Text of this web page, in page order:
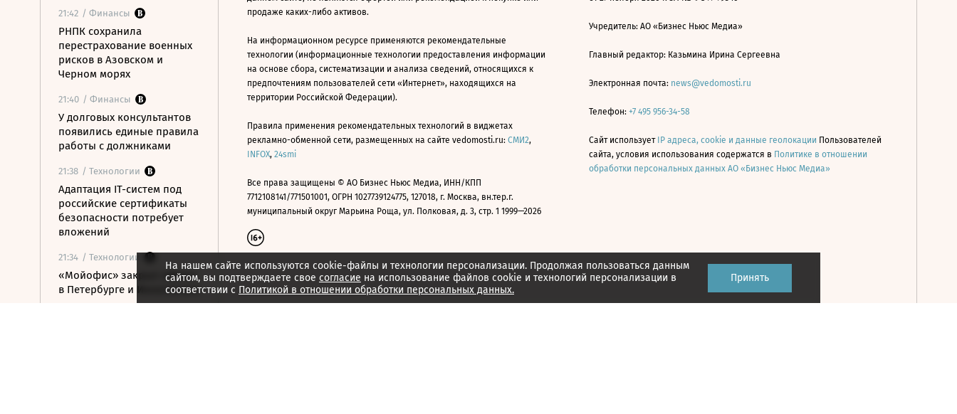
21:42 / Финансы
РНПК сохранила
перестрахование военных
рисков в Азовском и
Черном морях
21:40 / Финансы
У долговых консультантов
появились единые правила
работы с должниками
21:38 / Технологии
Адаптация IT-систем под
российские сертификаты
безопасности потребует
вложений
21:34 / Технологии
«Мойофис» закрыл офисы
в Петербурге и Иннополисе
На нашем сайте используются cookie-файлы и технологии персонализации. Продолжая пользоваться данным
сайтом, вы подтверждаете свое согласие на использование файлов cookie и технологий персонализации в
соответствии с Политикой в отношении обработки персональных данных.
Принять
продаже каких-либо активов.
На информационном ресурсе применяются рекомендательные
технологии (информационные технологии предоставления информации
на основе сбора, систематизации и анализа сведений, относящихся к
предпочтениям пользователей сети «Интернет», находящихся на
территории Российской Федерации).
Правила применения рекомендательных технологий в виджетах
рекламно-обменной сети, размещенных на сайте vedomosti.ru: СМИ2,
INFOX, 24smi
Все права защищены © АО Бизнес Ньюс Медиа, ИНН/КПП
7712108141/771501001, ОГРН 1027739124775, 127018, г. Москва, вн.тер.г.
муниципальный округ Марьина Роща, ул. Полковая, д. 3, стр. 1 1999—2026
Учредитель: АО «Бизнес Ньюс Медиа»
Главный редактор: Казьмина Ирина Сергеевна
Электронная почта: news@vedomosti.ru
Телефон: +7 495 956-34-58
Сайт использует IP адреса, cookie и данные геолокации Пользователей
сайта, условия использования содержатся в Политике в отношении
обработки персональных данных АО «Бизнес Ньюс Медиа»